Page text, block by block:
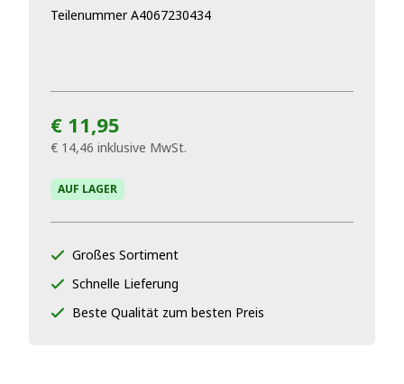
Teilenummer A4067230434
€ 11,95
€ 14,46 inklusive MwSt.
AUF LAGER
Großes Sortiment
Schnelle Lieferung
Beste Qualität zum besten Preis